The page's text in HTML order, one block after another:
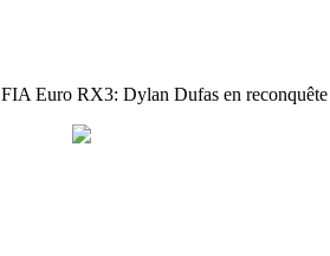
FIA Euro RX3: Dylan Dufas en reconquête